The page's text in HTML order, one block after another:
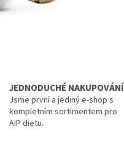
JEDNODUCHÉ NAKUPOVÁNÍ
Jsme první a jediný e-shop s
kompletním sortimentem pro
AIP dietu.